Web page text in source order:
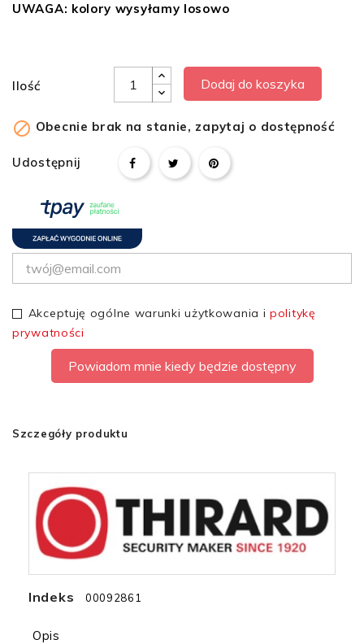
UWAGA: kolory wysyłamy losowo
Ilość Dodaj do koszyka
 Obecnie brak na stanie, zapytaj o dostępność
Udostępnij
Akceptuję ogólne warunki użytkowania ipolitykę
prywatności
Powiadom mnie kiedy będzie dostępny
Szczegóły produktu
Indeks 00092861
Opis